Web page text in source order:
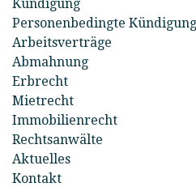
Kündigung
Personenbedingte Kündigung
Arbeitsverträge
Abmahnung
Erbrecht
Mietrecht
Immobilienrecht
Rechtsanwälte
Aktuelles
Kontakt